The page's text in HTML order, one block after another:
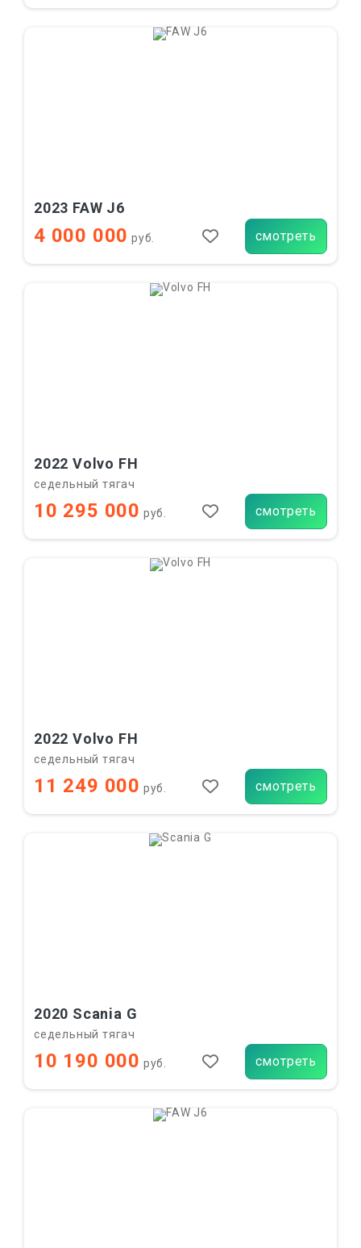
2023 FAW J6
4 000 000 руб. смотреть
2022 Volvo FH
седельный тягач
10 295 000 руб. смотреть
2022 Volvo FH
седельный тягач
11 249 000 руб. смотреть
2020 Scania G
седельный тягач
10 190 000 руб. смотреть